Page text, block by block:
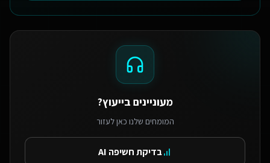
מעוניינים בייעוץ?
המומחים שלנו כאן לעזור
בדיקת חשיפה AI